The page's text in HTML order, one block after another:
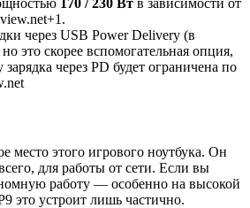
170 / 230 Вт в зависимости от
через USB Power Delivery (в
это скорее вспомогательная опция,
через PD будет ограничена по
место этого игрового ноутбука. Он
для работы от сети. Если вы
работу — особенно на высокой
это устроит лишь частично.